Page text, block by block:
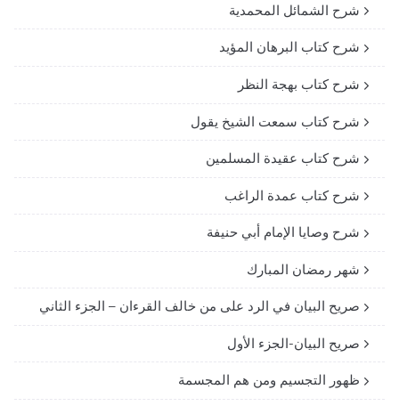
شرح الشمائل المحمدية
شرح كتاب البرهان المؤيد
شرح كتاب بهجة النظر
شرح كتاب سمعت الشيخ يقول
شرح كتاب عقيدة المسلمين
شرح كتاب عمدة الراغب
شرح وصايا الإمام أبي حنيفة
شهر رمضان المبارك
صريح البيان في الرد على من خالف القرءان – الجزء الثاني
صريح البيان-الجزء الأول
ظهور التجسيم ومن هم المجسمة